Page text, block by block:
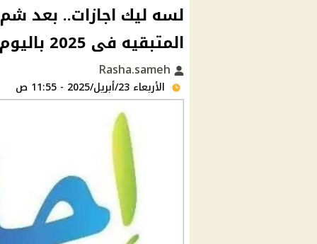
لسه ليك اجازات.. بعد
المتبقيه فى 2025 باليوم والتاريخ حتى نهاية العام
الأربعاء 23/أبريل/2025 - 11:55 ص